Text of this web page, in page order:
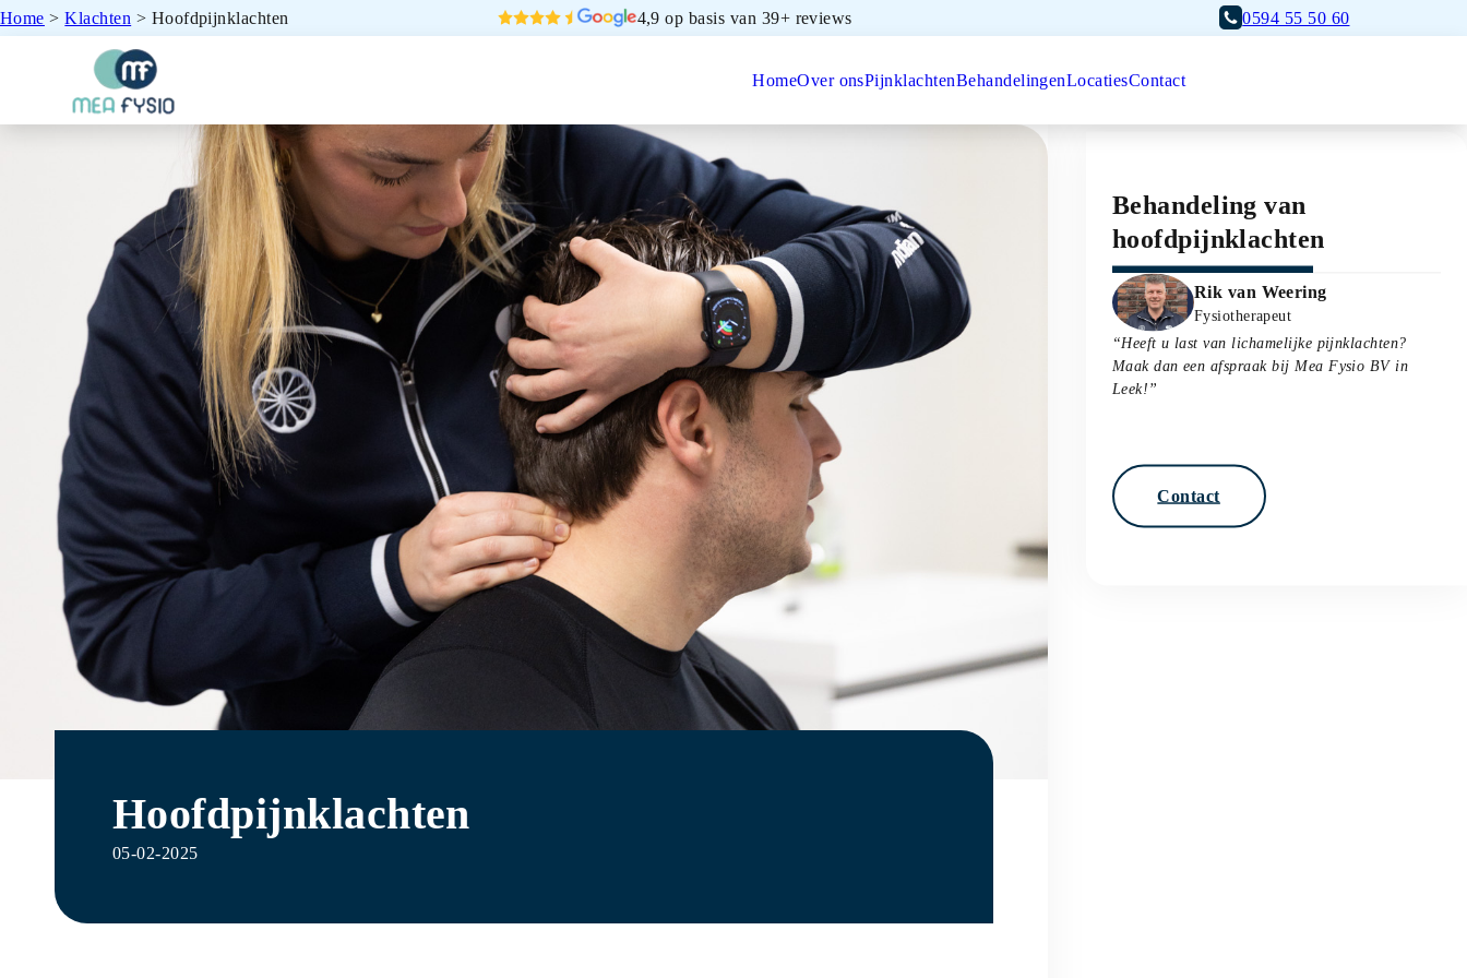
Home >Klachten > Hoofdpijnklachten 4,9 op basis van 39+ reviews 0594 55 50 60
HomeOver onsPijnklachtenBehandelingenLocatiesContact
Hoofdpijnklachten
05-02-2025
Behandeling van
hoofdpijnklachten
Rik van Weering
Fysiotherapeut
HeadshotRik van Weering
“Heeft u last van lichamelijke pijnklachten?
Maak dan een afspraak bij Mea Fysio BVin
Leek!”
Contact